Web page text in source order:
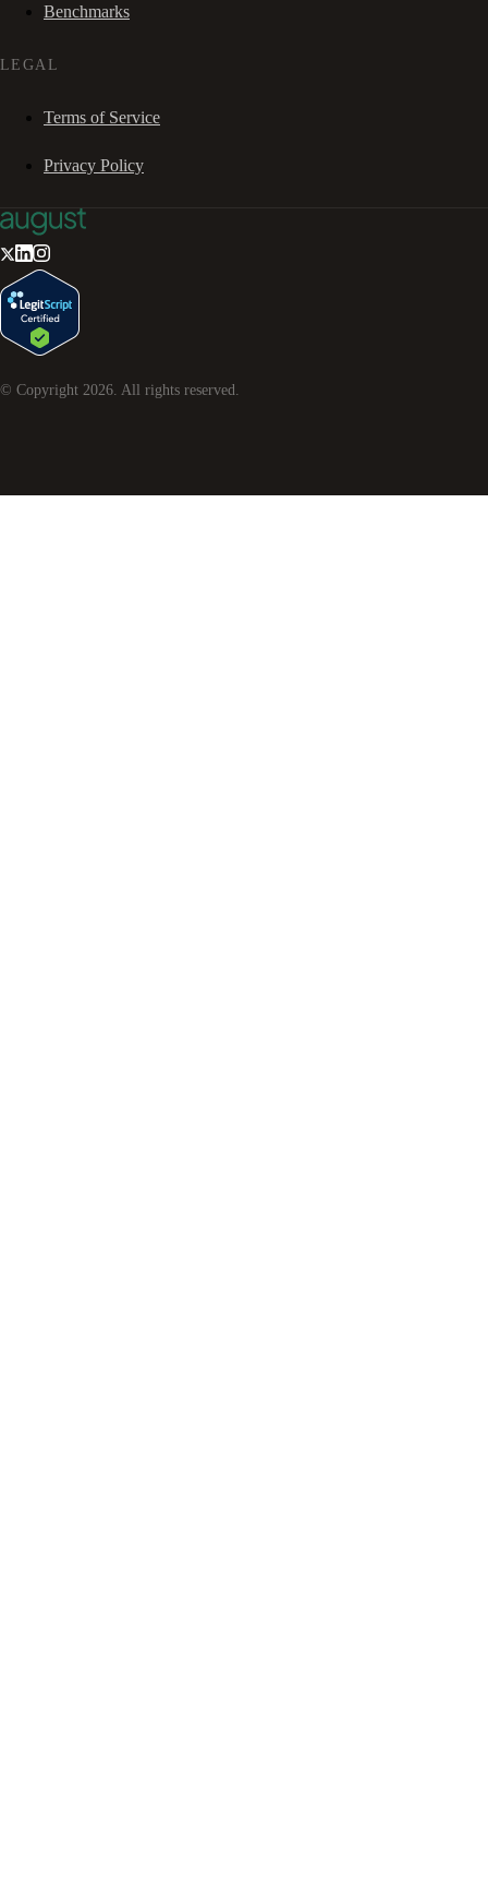
Benchmarks
LEGAL
Terms of Service
Privacy Policy
© Copyright 2026 . All rights reserved.